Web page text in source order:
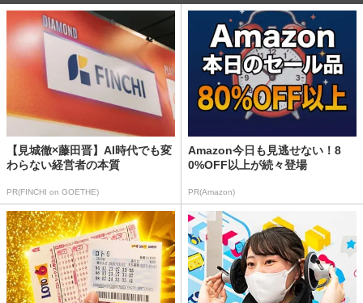
【見城徹×藤田晋】AI時代でも変
わらない経営者の本質
PR(FINCHI on GOETHE)
Amazon今日も見逃せない！8
0%OFF以上が続々登場
PR(Amazon)